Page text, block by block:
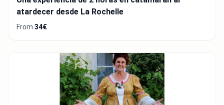
atardecer desde La Rochelle
From 34€